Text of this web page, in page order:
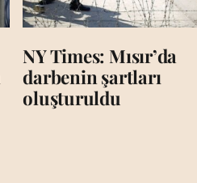
NY Times: Mısır’da
darbenin şartları
oluşturuldu